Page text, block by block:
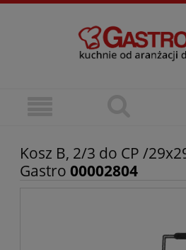
Kosz B, 2/3 do CP /
Gastro 00002804